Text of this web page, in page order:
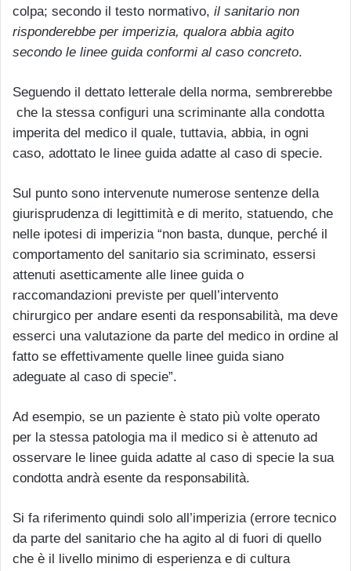
colpa; secondo il testo normativo, il sanitario non
risponderebbe per imperizia, qualora abbia agito
secondo le linee guida conformi al caso concreto.
Seguendo il dettato letterale della norma, sembrerebbe
che la stessa configuri una scriminante alla condotta
imperita del medico il quale, tuttavia, abbia, in ogni
caso, adottato le linee guida adatte al caso di specie.
Sul punto sono intervenute numerose sentenze della
giurisprudenza di legittimità e di merito, statuendo, che
nelle ipotesi di imperizia “non basta, dunque, perché il
comportamento del sanitario sia scriminato, essersi
attenuti asetticamente alle linee guida o
raccomandazioni previste per quell’intervento
chirurgico per andare esenti da responsabilità, ma deve
esserci una valutazione da parte del medico in ordine al
fatto se effettivamente quelle linee guida siano
adeguate al caso di specie”.
Ad esempio, se un paziente è stato più volte operato
per la stessa patologia ma il medico si è attenuto ad
osservare le linee guida adatte al caso di specie la sua
condotta andrà esente da responsabilità.
Si fa riferimento quindi solo all’imperizia (errore tecnico
da parte del sanitario che ha agito al di fuori di quello
che è il livello minimo di esperienza e di cultura